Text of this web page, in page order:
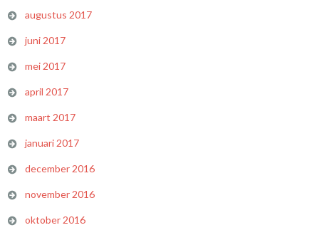
augustus 2017
juni 2017
mei 2017
april 2017
maart 2017
januari 2017
december 2016
november 2016
oktober 2016